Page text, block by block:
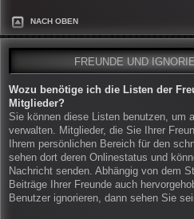
NACH OBEN
FREUNDE UND
Wozu benötige ich die Listen der
Mitglieder?
Sie können diese Listen benutzen, um
verwalten. Mitglieder, die Sie Ihrer
Ihrem persönlichen Bereich für den
sehen dort deren Onlinestatus und
Nachricht senden. Abhängig von dem
Beiträge Ihrer Freunde auch
Benutzer ignorieren, dann sehen Sie